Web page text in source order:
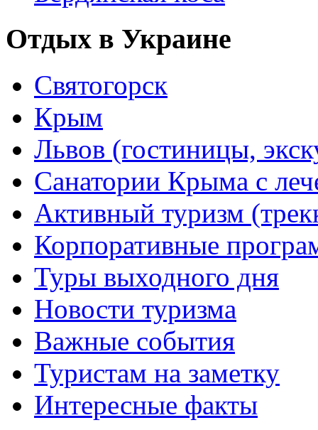
Отдых в Украине
Святогорск
Крым
Львов (гостиницы,
Санатории Крыма с
Активный туризм
Корпоративные
Туры выходного дня
Новости туризма
Важные события
Туристам на заметку
Интересные факты